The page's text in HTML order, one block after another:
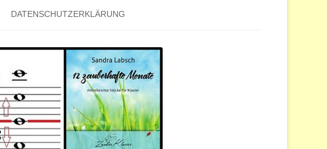
DATENSCHUTZERKLÄRUNG